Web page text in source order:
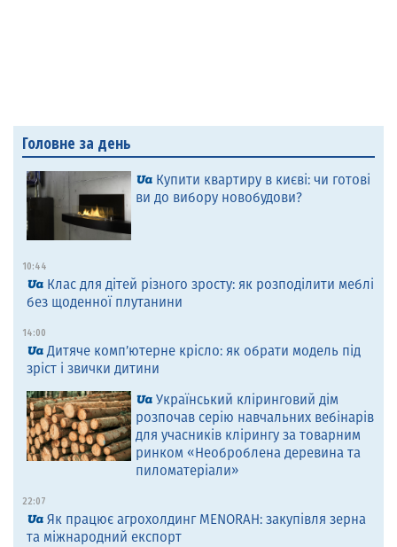
Головне за день
Купити квартиру в києві: чи готові
ви до вибору новобудови?
10:44
Клас для дітей різного зросту: як розподілити меблі
без щоденної плутанини
14:00
Дитяче комп’ютерне крісло: як обрати модель під
зріст і звички дитини
Український кліринговий дім
розпочав серію навчальних вебінарів
для учасників клірингу за товарним
ринком «Необроблена деревина та
пиломатеріали»
22:07
Як працює агрохолдинг MENORAH: закупівля зерна
та міжнародний експорт